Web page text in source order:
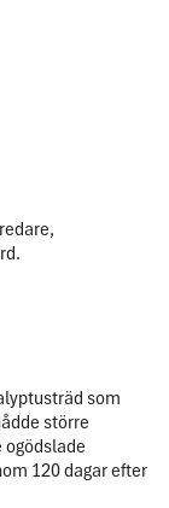
som
större
ogödslade
120 dagar efter